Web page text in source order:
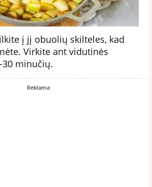
į jį obuolių skilteles, kad
Virkite ant vidutinės
30 minučių.
Reklama